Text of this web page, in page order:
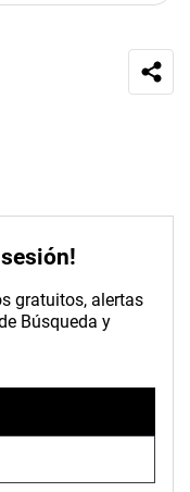
gratuitos, alertas
Búsqueda y